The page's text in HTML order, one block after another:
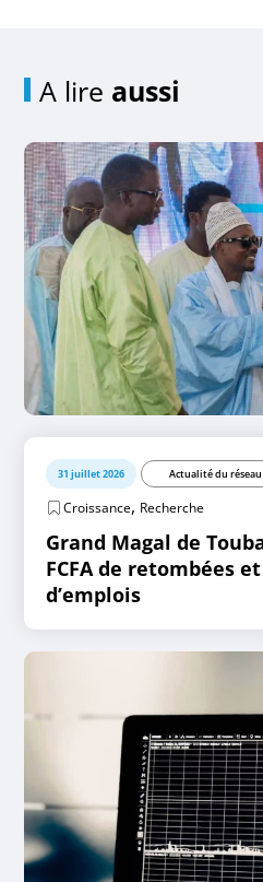
A lire aussi
31 juillet 2026 Actualité du réseau
Croissance, Recherche
Grand Magal de
FCFA de retombées
d’emplois